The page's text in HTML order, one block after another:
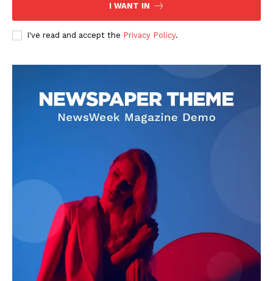
I WANT IN
I've read and accept the Privacy Policy.